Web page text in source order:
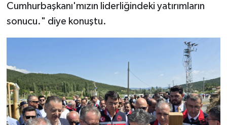
Cumhurbaşkanı'mızın liderliğindeki yatırımların
sonucu." diye konuştu.